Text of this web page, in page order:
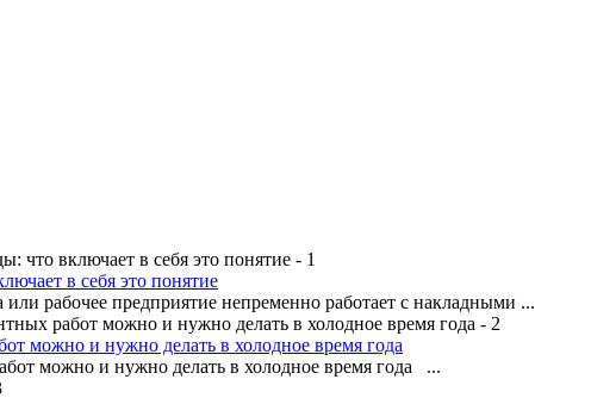
в себя это понятие
рабочее предприятие непременно работает с накладными ...
можно и нужно делать в холодное время года
можно и нужно делать в холодное время года ...